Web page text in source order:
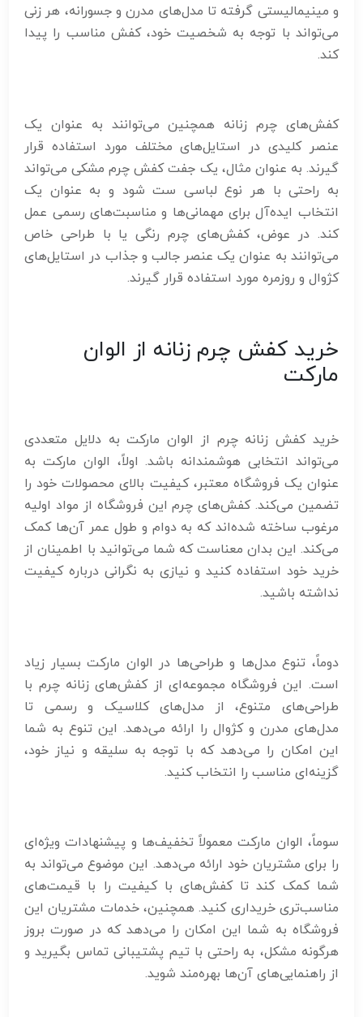
و مینیمالیستی گرفته تا مدل‌های مدرن و جسورانه، هر زنی
می‌تواند با توجه به شخصیت خود، کفش مناسب را پیدا
کند.
کفش‌های چرم زنانه همچنین می‌توانند به عنوان یک
عنصر کلیدی در استایل‌های مختلف مورد استفاده قرار
گیرند. به عنوان مثال، یک جفت کفش چرم مشکی می‌تواند
به راحتی با هر نوع لباسی ست شود و به عنوان یک
انتخاب ایده‌آل برای مهمانی‌ها و مناسبت‌های رسمی عمل
کند. در عوض، کفش‌های چرم رنگی یا با طراحی خاص
می‌توانند به عنوان یک عنصر جالب و جذاب در استایل‌های
کژوال و روزمره مورد استفاده قرار گیرند.
خرید کفش چرم زنانه از الوان
مارکت
خرید کفش زنانه چرم از الوان مارکت به دلایل متعددی
می‌تواند انتخابی هوشمندانه باشد. اولاً، الوان مارکت به
عنوان یک فروشگاه معتبر، کیفیت بالای محصولات خود را
تضمین می‌کند. کفش‌های چرم این فروشگاه از مواد اولیه
مرغوب ساخته شده‌اند که به دوام و طول عمر آن‌ها کمک
می‌کند. این بدان معناست که شما می‌توانید با اطمینان از
خرید خود استفاده کنید و نیازی به نگرانی درباره کیفیت
نداشته باشید.
دوماً، تنوع مدل‌ها و طراحی‌ها در الوان مارکت بسیار زیاد
است. این فروشگاه مجموعه‌ای از کفش‌های زنانه چرم با
طراحی‌های متنوع، از مدل‌های کلاسیک و رسمی تا
مدل‌های مدرن و کژوال را ارائه می‌دهد. این تنوع به شما
این امکان را می‌دهد که با توجه به سلیقه و نیاز خود،
گزینه‌ای مناسب را انتخاب کنید.
سوماً، الوان مارکت معمولاً تخفیف‌ها و پیشنهادات ویژه‌ای
را برای مشتریان خود ارائه می‌دهد. این موضوع می‌تواند به
شما کمک کند تا کفش‌های با کیفیت را با قیمت‌های
مناسب‌تری خریداری کنید. همچنین، خدمات مشتریان این
فروشگاه به شما این امکان را می‌دهد که در صورت بروز
هرگونه مشکل، به راحتی با تیم پشتیبانی تماس بگیرید و
از راهنمایی‌های آن‌ها بهره‌مند شوید.